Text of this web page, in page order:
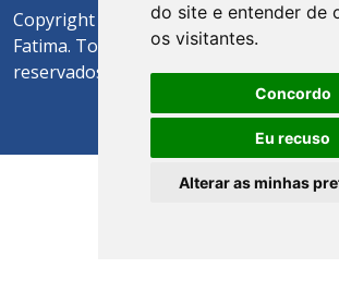
do site e entender de
os visitantes.
Concordo
Eu recuso
Alterar as minhas
Copyright © 2024 Hotel
Fatima. Todos os direitos
reservados.